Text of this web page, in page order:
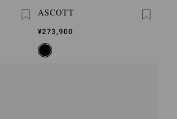
ASCOTT
¥273,900